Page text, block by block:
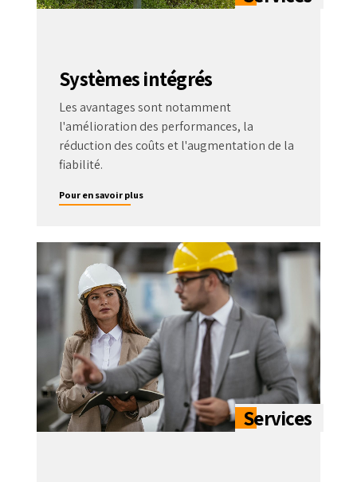
Systèmes intégrés
Les avantages sont notamment
l'amélioration des performances, la
réduction des coûts et l'augmentation de la
fiabilité.
Pour en savoir plus